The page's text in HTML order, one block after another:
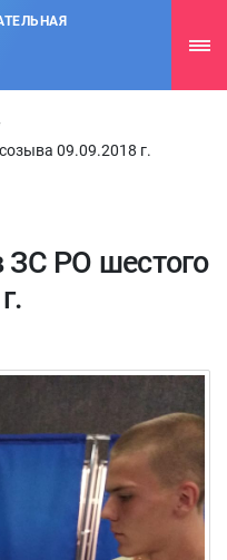
09.09.2018 г.
ЗС РО шестого